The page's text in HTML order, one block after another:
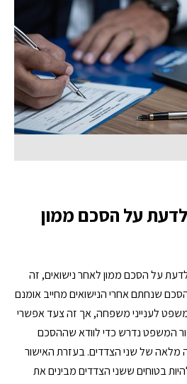
על הסכם ממון
על הסכם ממון לאחר נישואים, זה
שנחתם אחרי הנישואים מחייב אומנם
לענייני משפחה, אך זה צעד אפשרי
המשפט נדרש כדי לוודא שההסכם
של שני הצדדים. בעזרת האישור
בטוחים ששני הצדדים מבינים את